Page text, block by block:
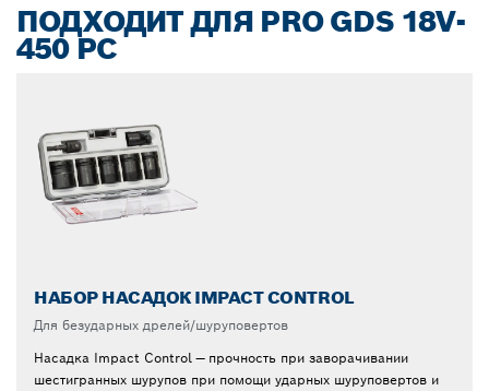
ПОДХОДИТ ДЛЯ PRO GDS 18V-
450 PC
НАБОР НАСАДОК IMPACT CONTROL
Для безударных дрелей/шуруповертов
Насадка Impact Control — прочность при заворачивании
шестигранных шурупов при помощи ударных шуруповертов и